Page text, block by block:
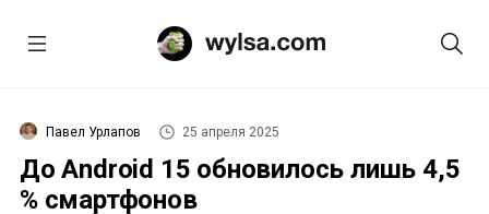
Павел Урлапов 25 апреля 2025
До Android 15 обновилось лишь 4,5
% смартфонов